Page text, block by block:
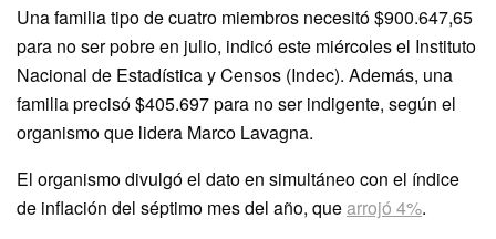
Una familia tipo de cuatro miembros necesitó $900.647,65
para no ser pobre en julio, indicó este miércoles el Instituto
Nacional de Estadística y Censos (Indec). Además, una
familia precisó $405.697 para no ser indigente, según el
organismo que lidera Marco Lavagna.
El organismo divulgó el dato en simultáneo con el índice
de inflación del séptimo mes del año, quearrojó 4%.